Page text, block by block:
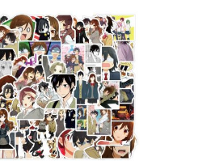
était :
$17.00.
est :
$14.25.